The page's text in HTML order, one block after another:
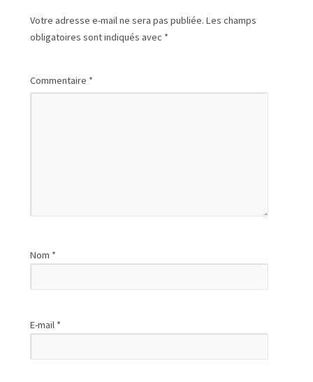
Votre adresse e-mail ne sera pas publiée. Les champs
obligatoires sont indiqués avec *
Commentaire *
Nom *
E-mail *